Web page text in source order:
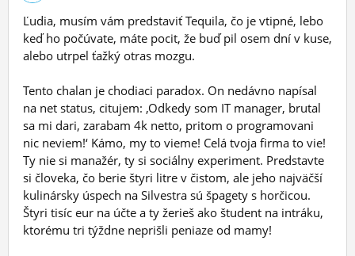
Ľudia, musím vám predstaviť Tequila, čo je vtipné, lebo
keď ho počúvate, máte pocit, že buď pil osem dní v kuse,
alebo utrpel ťažký otras mozgu.
Tento chalan je chodiaci paradox. On nedávno napísal
na net status, citujem: ‚Odkedy som IT manager, brutal
sa mi dari, zarabam 4k netto, pritom o programovani
nic neviem!‘ Kámo, my to vieme! Celá tvoja firma to vie!
Ty nie si manažér, ty si sociálny experiment. Predstavte
si človeka, čo berie štyri litre v čistom, ale jeho najväčší
kulinársky úspech na Silvestra sú špagety s horčicou.
Štyri tisíc eur na účte a ty žerieš ako študent na intráku,
ktorému tri týždne neprišli peniaze od mamy!